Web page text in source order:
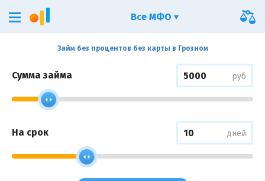
Займ без процентов без карты в Грозном
Сумма займа руб
На срок дней
Все МФО